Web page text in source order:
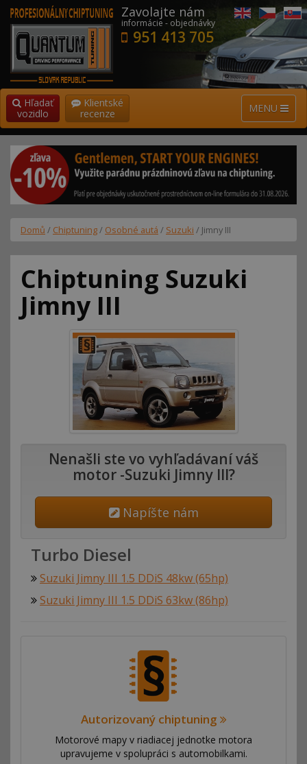
Zavolajte nám
informácie - objednávky
951 413 705
MENU
Hľadať
vozidlo
Klientské
recenze
Domů / Chiptuning/ Osobné autá / Suzuki / Jimny III
Chiptuning Suzuki
Jimny III
Nenašli ste vo vyhľadávaní váš
motor -Suzuki Jimny III?
Napíšte nám
Turbo Diesel
Suzuki Jimny III 1.5 DDiS 48kw (65hp)
Suzuki Jimny III 1.5 DDiS 63kw (86hp)
Autorizovaný chiptuning
Motorové mapy v riadiacej jednotke motora
upravujeme v spolupráci s automobilkami.